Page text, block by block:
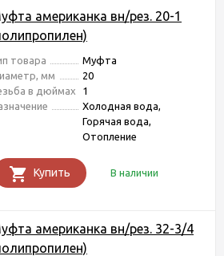
американка вн/рез. 20-1
товара
Муфта
мм
20
в дюймах
1
Холодная вода,
Горячая вода,
Отопление
Купить В наличии
американка вн/рез. 32-3/4